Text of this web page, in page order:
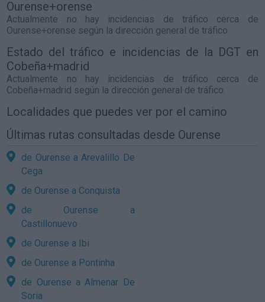
Ourense+orense
Actualmente no hay incidencias de tráfico cerca de
Ourense+orense según la dirección general de tráfico
Estado del tráfico e incidencias de la DGT en
Cobeña+madrid
Actualmente no hay incidencias de tráfico cerca de
Cobeña+madrid según la dirección general de tráfico
Localidades que puedes ver por el camino
Últimas rutas consultadas desde Ourense
de Ourense a Arevalillo De
Cega
de Ourense a Conquista
de Ourense a
Castillonuevo
de Ourense a Ibi
de Ourense a Pontinha
de Ourense a Almenar De
Soria